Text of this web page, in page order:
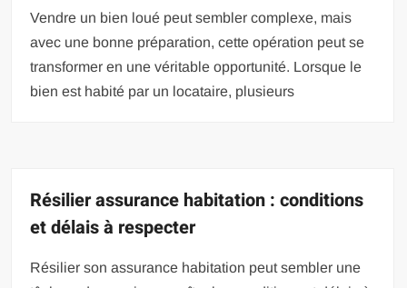
Vendre un bien loué peut sembler complexe, mais
avec une bonne préparation, cette opération peut se
transformer en une véritable opportunité. Lorsque le
bien est habité par un locataire, plusieurs
Résilier assurance habitation : conditions
et délais à respecter
Résilier son assurance habitation peut sembler une